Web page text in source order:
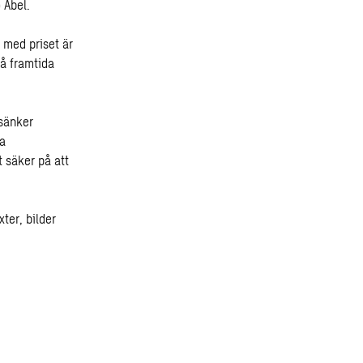
med priset är
framtida
säker på att
bilder